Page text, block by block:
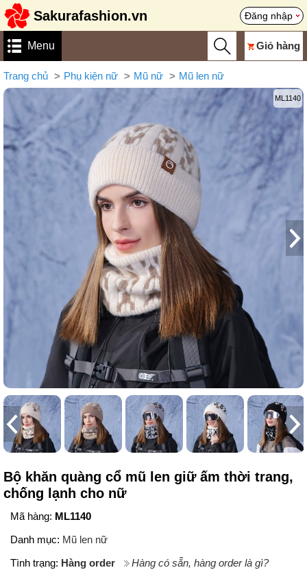
Sakurafashion.vn Đăng nhập
Menu Giỏ hàng
Trang chủ Phụ kiện nữ Mũ nữ Mũ len nữ
ML1140
Bộ khăn quàng cổ mũ len giữ ấm thời trang,
chống lạnh cho nữ
Mã hàng: ML1140
Danh mục: Mũ len nữ
Tình trạng: Hàng order Hàng có sẵn, hàng order là gì?